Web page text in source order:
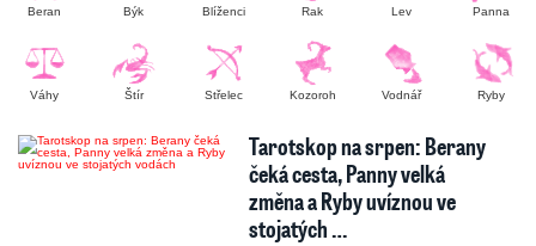
Beran Býk Blíženci Rak Lev Panna
Váhy Štír Střelec Kozoroh Vodnář Ryby
Tarotskop na srpen: Berany
čeká cesta, Panny velká
změna a Ryby uvíznou ve
stojatých …